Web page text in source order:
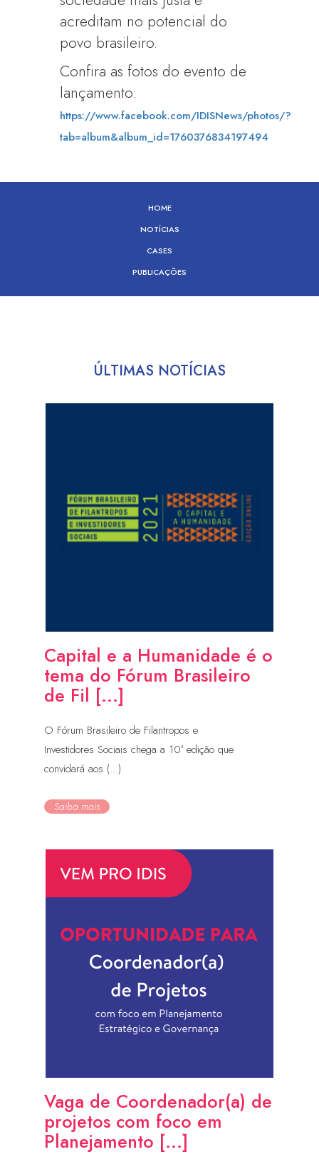
acreditam no potencial do
povo brasileiro.
Confira as fotos do evento de
lançamento:
https://www.facebook.com/IDISNews/photos/?
tab=album&album_id=1760376834197494
HOME
NOTÍCIAS
CASES
PUBLICAÇÕES
ÚLTIMAS NOTÍCIAS
Capital e a Humanidade é o
tema do Fórum Brasileiro
de Fil [...]
O Fórum Brasileiro de Filantropos e
Investidores Sociais chega a 10ª edição que
convidará aos (...)
Saiba mais
Vaga de Coordenador(a) de
projetos com foco em
Planejamento [...]